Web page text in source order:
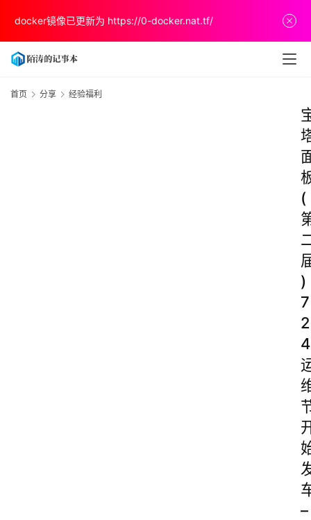
docker镜像已更新为 https://0-docker.nat.tf/
首页 分享 经验福利
(
)
7
2
4
–